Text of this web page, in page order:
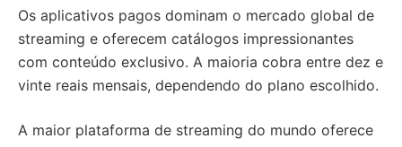
Os aplicativos pagos dominam o mercado global de
streaming e oferecem catálogos impressionantes
com conteúdo exclusivo. A maioria cobra entre dez e
vinte reais mensais, dependendo do plano escolhido.
A maior plataforma de streaming do mundo oferece